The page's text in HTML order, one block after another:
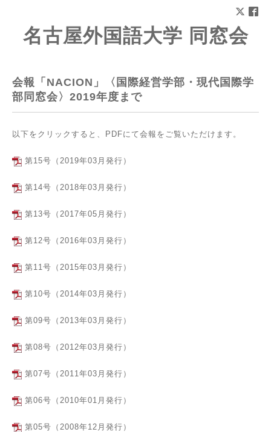
名古屋外国語大学 同窓会
会報「NACION」〈国際経営学部・現代国際学
部同窓会〉2019年度まで
以下をクリックすると、PDFにて会報をご覧いただけます。
第15号（2019年03月発行）
第14号（2018年03月発行）
第13号（2017年05月発行）
第12号（2016年03月発行）
第11号（2015年03月発行）
第10号（2014年03月発行）
第09号（2013年03月発行）
第08号（2012年03月発行）
第07号（2011年03月発行）
第06号（2010年01月発行）
第05号（2008年12月発行）